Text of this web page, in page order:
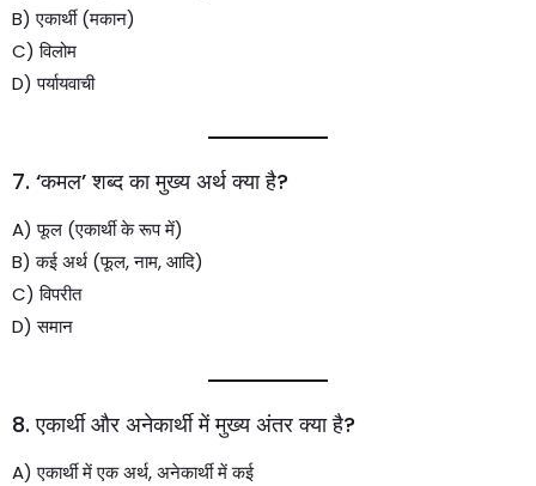
B) एकार्थी (मकान)
C) विलोम
D) पर्यायवाची
7. ‘कमल’ शब्द का मुख्य अर्थ क्या है?
A) फूल (एकार्थी के रूप में)
B) कई अर्थ (फूल, नाम, आदि)
C) विपरीत
D) समान
8. एकार्थी और अनेकार्थी में मुख्य अंतर क्या है?
A) एकार्थी में एक अर्थ, अनेकार्थी में कई